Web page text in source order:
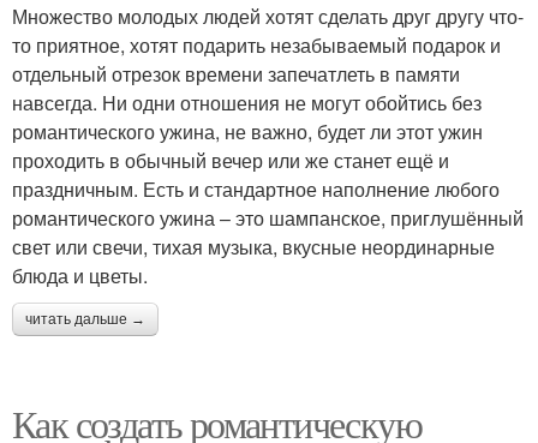
Множество молодых людей хотят сделать друг другу что-
то приятное, хотят подарить незабываемый подарок и
отдельный отрезок времени запечатлеть в памяти
навсегда. Ни одни отношения не могут обойтись без
романтического ужина, не важно, будет ли этот ужин
проходить в обычный вечер или же станет ещё и
праздничным. Есть и стандартное наполнение любого
романтического ужина – это шампанское, приглушённый
свет или свечи, тихая музыка, вкусные неординарные
блюда и цветы.
читать дальше →
Как создать романтическую